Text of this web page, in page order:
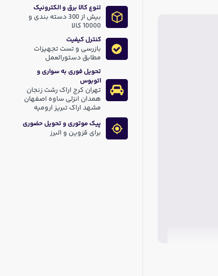
تنوع کالا برق و الکترونیک
بیش از 300 دسته بندی و
10000 کالا
کنترل کیفیت
بازرسی و تست تجهیزات
مطابق دستورالعمل
تحویل فوری به سواری و
اتوبوس
تهران کرج اراک رشت زنجان
همدان انزلی ساوه اصفهان
مشهد اراک تبریز ارومیه
پیک موتوری و تحویل حضوری
برای قزوین و البرز